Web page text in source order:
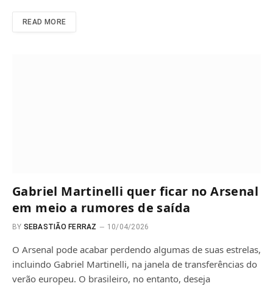
READ MORE
Gabriel Martinelli quer ficar no Arsenal
em meio a rumores de saída
BY SEBASTIÃO FERRAZ 10/04/2026
O Arsenal pode acabar perdendo algumas de suas estrelas,
incluindo Gabriel Martinelli, na janela de transferências do
verão europeu. O brasileiro, no entanto, deseja